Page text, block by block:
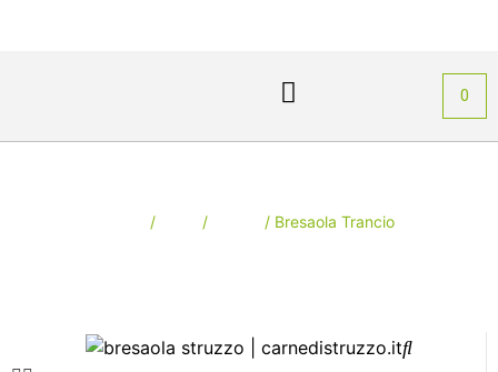
0
/ / / Bresaola Trancio